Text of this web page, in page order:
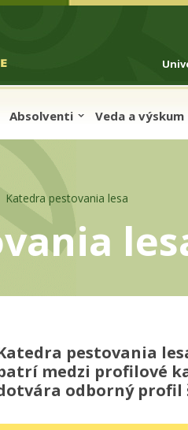
Absolventi Veda a výskum
Katedra pestovania lesa
pestovania
medzi profilové
odborný profil